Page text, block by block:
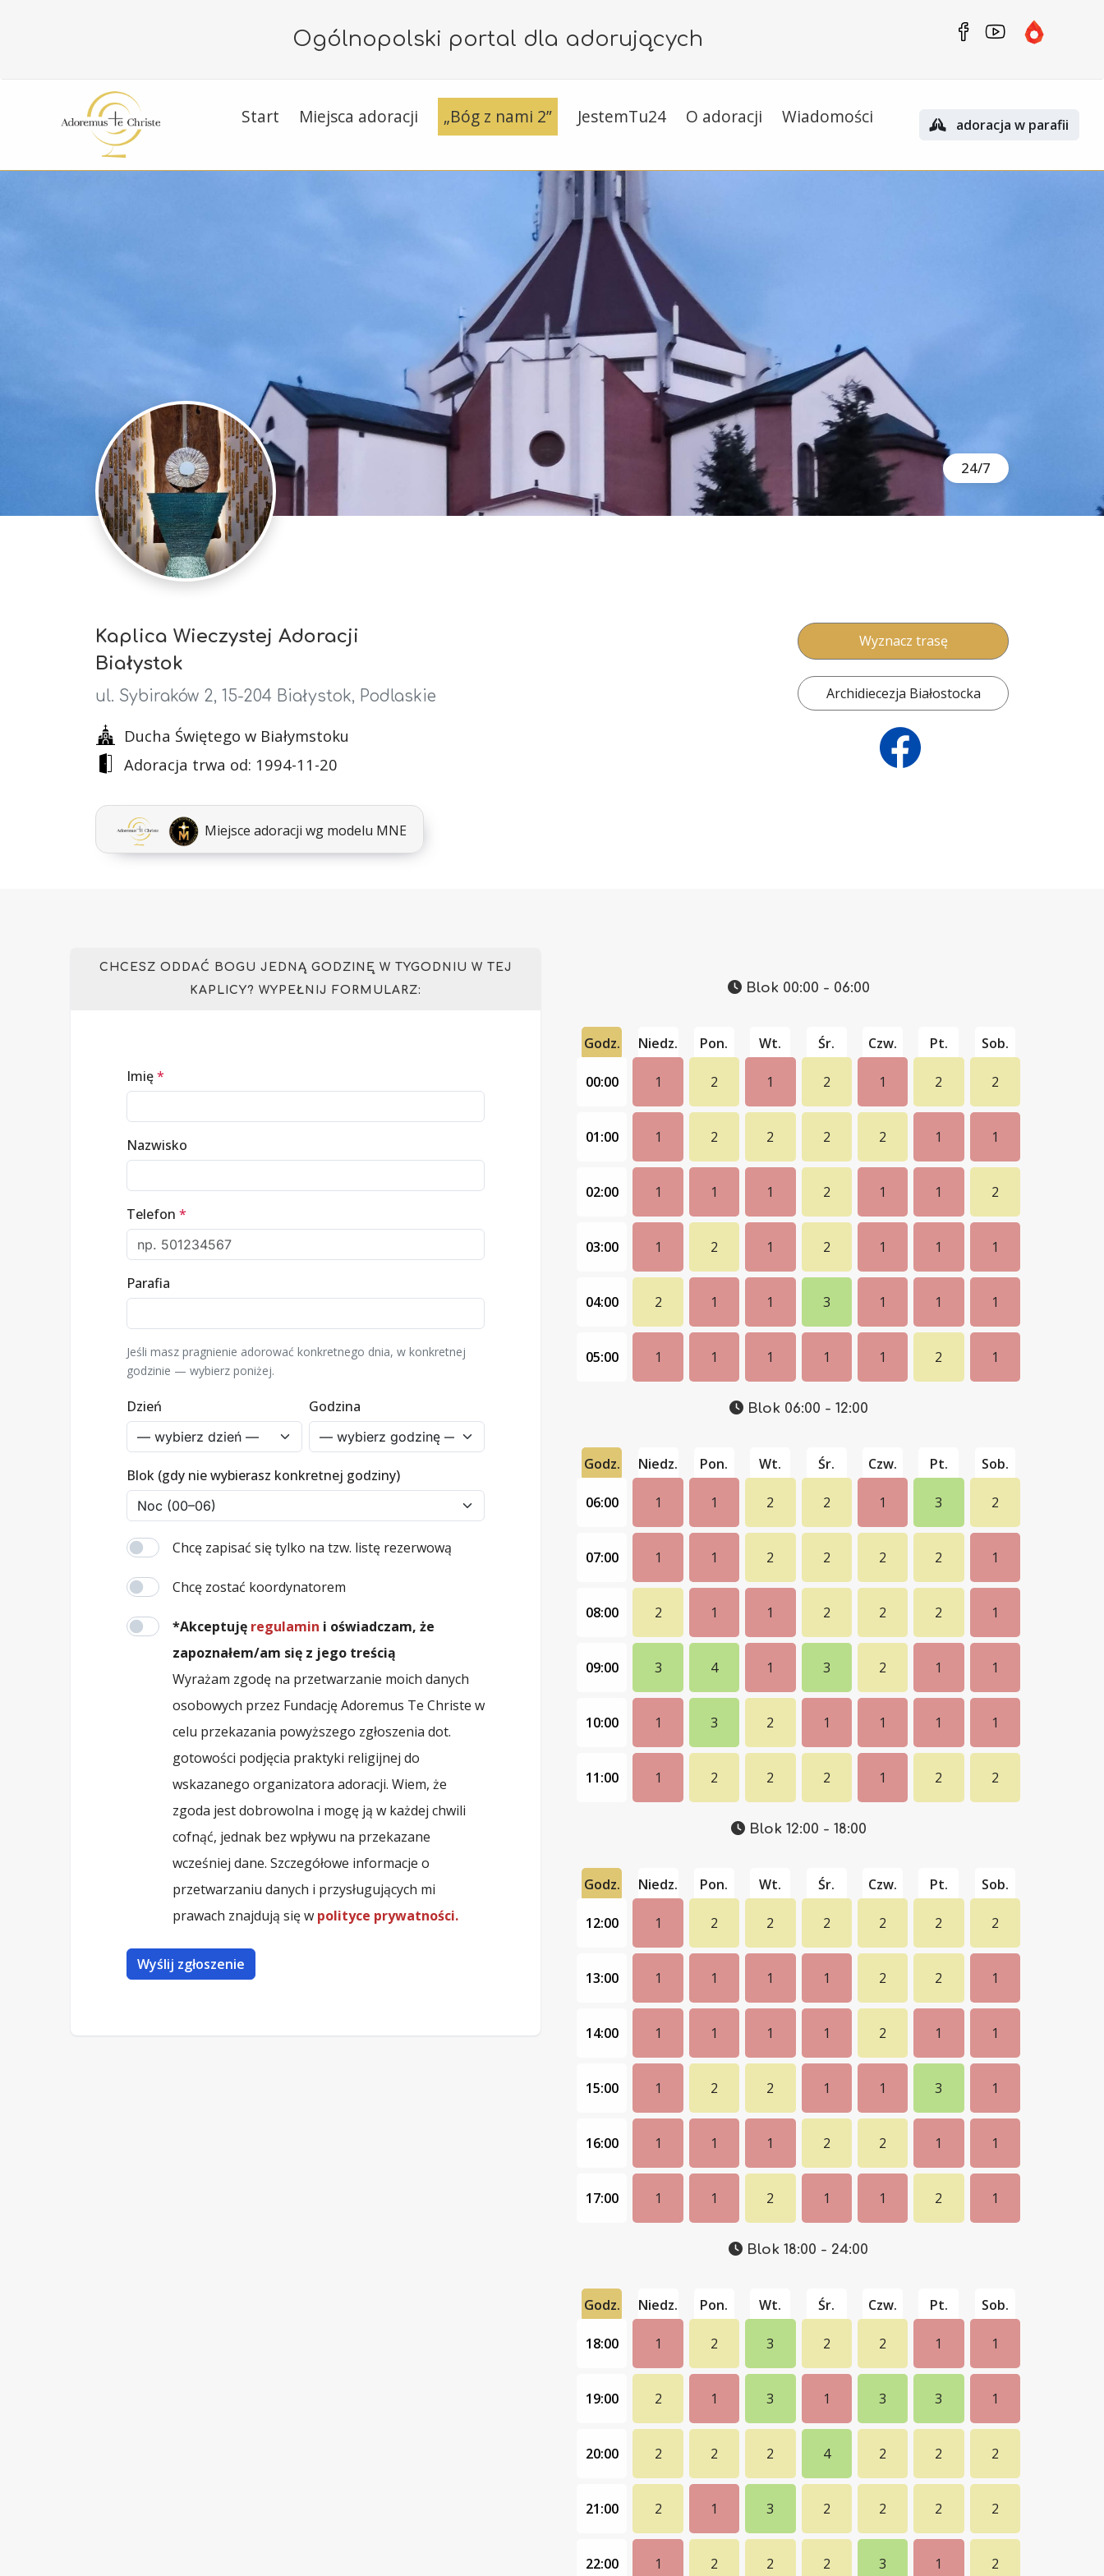
Ogólnopolski portal dla adorujących
Start Miejsca adoracji „Bóg z nami 2” JestemTu24 O adoracji Wiadomości adoracja w parafii
24/7
Kaplica Wieczystej Adoracji
Białystok
ul. Sybiraków 2, 15-204 Białystok, Podlaskie
Ducha Świętego w Białymstoku
Adoracja trwa od: 1994-11-20
Miejsce adoracji wg modelu MNE
Wyznacz trasę
Archidiecezja Białostocka
CHCESZ ODDAĆ BOGU JEDNĄ GODZINĘ W TYGODNIU W TEJ
KAPLICY? WYPEŁNIJ FORMULARZ:
Imię*
Nazwisko
Telefon *
Parafia
Jeśli masz pragnienie adorować konkretnego dnia, w konkretnej
godzinie — wybierz poniżej.
Dzień Godzina
Blok (gdy nie wybierasz konkretnej godziny)
Chcę zapisać się tylko na tzw. listę rezerwową
Chcę zostać koordynatorem
*Akceptuję regulamin i oświadczam, że
zapoznałem/am się z jego treścią
Wyrażam zgodę na przetwarzanie moich danych
osobowych przez Fundację Adoremus Te Christe w
celu przekazania powyższego zgłoszenia dot.
gotowości podjęcia praktyki religijnej do
wskazanego organizatora adoracji. Wiem, że
zgoda jest dobrowolna i mogę ją w każdej chwili
cofnąć, jednak bez wpływu na przekazane
wcześniej dane. Szczegółowe informacje o
przetwarzaniu danych i przysługujących mi
prawach znajdują się w polityce prywatności.
Wyślij zgłoszenie
Blok 00:00 - 06:00
Godz. Niedz. Pon. Wt. Śr. Czw. Pt. Sob.
00:00 1 2 1 2 1 2 2
01:00 1 2 2 2 2 1 1
02:00 1 1 1 2 1 1 2
03:00 1 2 1 2 1 1 1
04:00 2 1 1 3 1 1 1
05:00 1 1 1 1 1 2 1
Blok 06:00 - 12:00
Godz. Niedz. Pon. Wt. Śr. Czw. Pt. Sob.
06:00 1 1 2 2 1 3 2
07:00 1 1 2 2 2 2 1
08:00 2 1 1 2 2 2 1
09:00 3 4 1 3 2 1 1
10:00 1 3 2 1 1 1 1
11:00 1 2 2 2 1 2 2
Blok 12:00 - 18:00
Godz. Niedz. Pon. Wt. Śr. Czw. Pt. Sob.
12:00 1 2 2 2 2 2 2
13:00 1 1 1 1 2 2 1
14:00 1 1 1 1 2 1 1
15:00 1 2 2 1 1 3 1
16:00 1 1 1 2 2 1 1
17:00 1 1 2 1 1 2 1
Blok 18:00 - 24:00
Godz. Niedz. Pon. Wt. Śr. Czw. Pt. Sob.
18:00 1 2 3 2 2 1 1
19:00 2 1 3 1 3 3 1
20:00 2 2 2 4 2 2 2
21:00 2 1 3 2 2 2 2
22:00 1 2 2 2 3 1 2